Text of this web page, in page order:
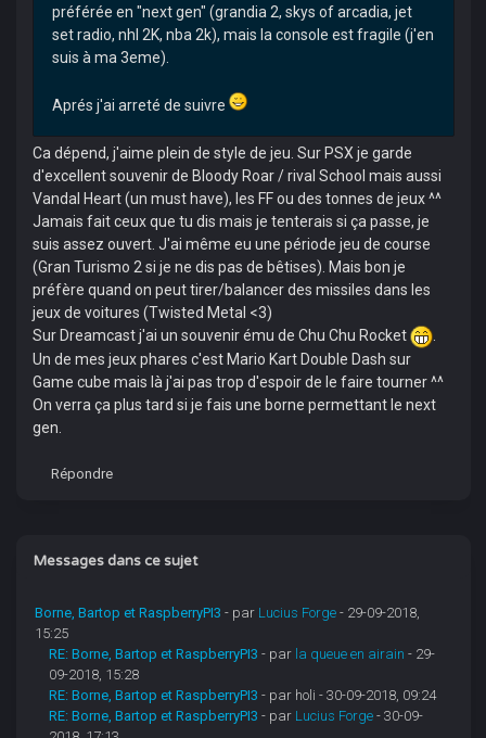
préférée en "next gen" (grandia 2, skys of arcadia, jet
set radio, nhl 2K, nba 2k), mais la console est fragile (j'en
suis à ma 3eme).
Aprés j'ai arreté de suivre
Ca dépend, j'aime plein de style de jeu. Sur PSX je garde
d'excellent souvenir de Bloody Roar / rival School mais aussi
Vandal Heart (un must have), les FF ou des tonnes de jeux ^^
Jamais fait ceux que tu dis mais je tenterais si ça passe, je
suis assez ouvert. J'ai même eu une période jeu de course
(Gran Turismo 2 si je ne dis pas de bêtises). Mais bon je
préfère quand on peut tirer/balancer des missiles dans les
jeux de voitures (Twisted Metal <3)
Sur Dreamcast j'ai un souvenir ému de Chu Chu Rocket
.
Un de mes jeux phares c'est Mario Kart Double Dash sur
Game cube mais là j'ai pas trop d'espoir de le faire tourner ^^
On verra ça plus tard si je fais une borne permettant le next
gen.
Répondre
Messages dans ce sujet
Borne, Bartop et RaspberryPI3 - par Lucius Forge - 29-09-2018,
15:25
RE: Borne, Bartop et RaspberryPI3 - par la queue en airain - 29-
09-2018, 15:28
RE: Borne, Bartop et RaspberryPI3 - par holi - 30-09-2018, 09:24
RE: Borne, Bartop et RaspberryPI3 - par Lucius Forge - 30-09-